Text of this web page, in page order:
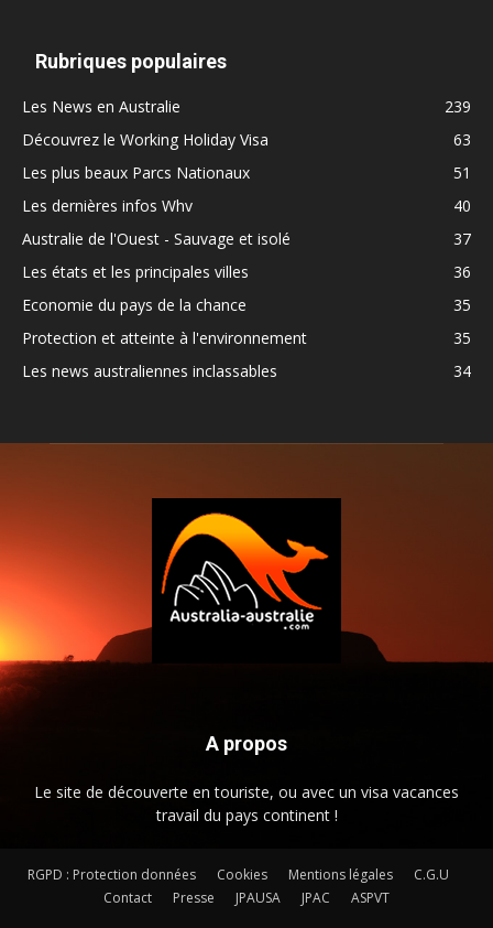
Rubriques populaires
Les News en Australie
239
Découvrez le Working Holiday Visa
63
Les plus beaux Parcs Nationaux
51
Les dernières infos Whv
40
Australie de l'Ouest - Sauvage et isolé
37
Les états et les principales villes
36
Economie du pays de la chance
35
Protection et atteinte à l'environnement
35
Les news australiennes inclassables
34
A propos
Le site de découverte en touriste, ou avec un visa vacances
travail du pays continent !
RGPD : Protection données Cookies Mentions légales
C.G.U
Contact
Presse JPAUSA JPAC ASPVT